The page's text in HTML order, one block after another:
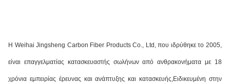
Η Weihai Jingsheng Carbon Fiber Products Co., Ltd, που ιδρύθηκε το 2005,
είναι επαγγελματίας κατασκευαστής σωλήνων από ανθρακονήματα με 18
χρόνια εμπειρίας έρευνας και ανάπτυξης και κατασκευής,Ειδικευμένη στην